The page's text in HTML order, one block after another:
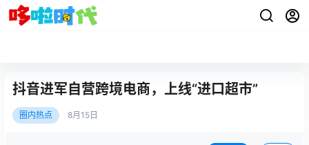
抖音进军自营跨境电商，上线“进口超市”
圈内热点 8月 15日